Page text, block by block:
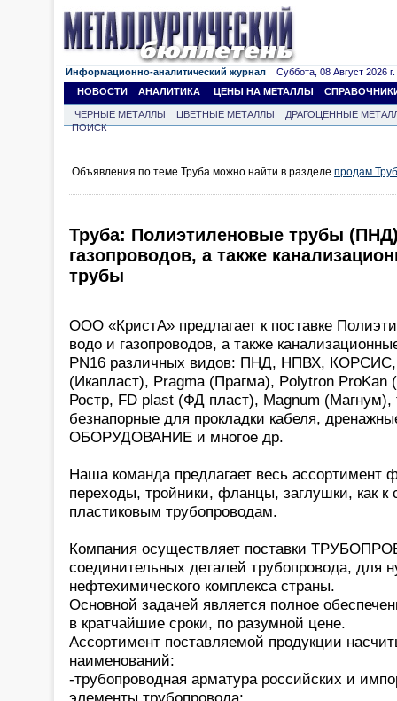
Информационно-аналитический журнал Суббота, 08 Август 2026 г.
НОВОСТИ
АНАЛИТИКА ЦЕНЫ НА МЕТАЛЛЫ
ЧЕРНЫЕ МЕТАЛЛЫ ЦВЕТНЫЕ МЕТАЛЛЫ
ДРАГОЦЕННЫЕ
ПОИСК
Объявления по теме Труба можно найти в разделе продам
Труба: Полиэтиленовые трубы
газопроводов, а также
трубы
ООО «КристА» предлагает к поставке
водо и газопроводов, а также
PN16 различных видов: ПНД, НПВХ,
(Икапласт), Pragma (Прагма), Polytron
Ростр, FD plast (ФД пласт), Magnum (Магнум),
безнапорные для прокладки кабеля,
ОБОРУДОВАНИЕ и многое др.
Наша команда предлагает весь ассортимент
переходы, тройники, фланцы, заглушки, как к
пластиковым трубопроводам.
Компания осуществляет поставки
соединительных деталей трубопровода, для
нефтехимического комплекса страны.
Основной задачей является полное
в кратчайшие сроки, по разумной цене.
Ассортимент поставляемой продукции
наименований:
-трубопроводная арматура российских и
элементы трубопровода;